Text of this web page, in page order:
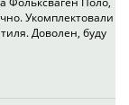
Укомплектовали
Доволен, буду